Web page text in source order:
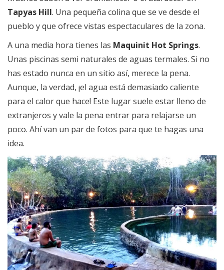
Tapyas Hill. Una pequeña colina que se ve desde el
pueblo y que ofrece vistas espectaculares de la zona.
A una media hora tienes las Maquinit Hot Springs.
Unas piscinas semi naturales de aguas termales. Si no
has estado nunca en un sitio así, merece la pena.
Aunque, la verdad, ¡el agua está demasiado caliente
para el calor que hace! Este lugar suele estar lleno de
extranjeros y vale la pena entrar para relajarse un
poco. Ahí van un par de fotos para que te hagas una
idea.